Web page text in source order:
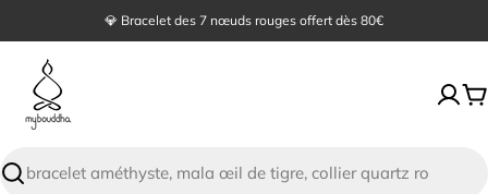
au
contenu
💎 Bracelet des 7 nœuds rouges offert dès 80€
🙏 Satisfait ou remboursé sous 30 jours
Recherche